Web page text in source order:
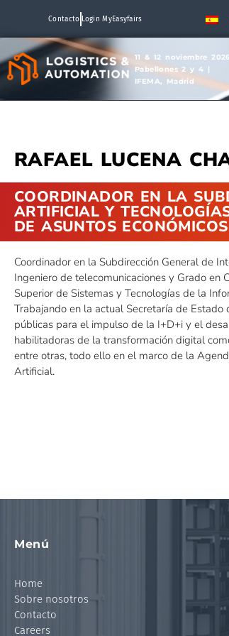
Contacto Login MyEasyfairs
11 & 12 noviembre 2026
Pabellones 2 y 4 |
IFEMA, Madrid
RAFAEL LUCENA
COORDINADOR EN LA
ARTIFICIAL Y
DE ASUNTOS
Coordinador en la Subdirección General de
Ingeniero de telecomunicaciones y Grado en
Superior de Sistemas y Tecnologías de la
Trabajando en la actual Secretaría de
públicas para el impulso de la I+D+i y el
habilitadoras de la transformación digital
entre otras, todo ello en el marco de la
Artificial.
Menú
Home
Sobre nosotros
Contacto
Careers